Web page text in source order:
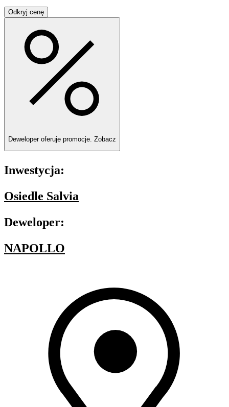
Odkryj cenę
Deweloper oferuje promocje. Zobacz
Inwestycja:
Osiedle Salvia
Deweloper:
NAPOLLO